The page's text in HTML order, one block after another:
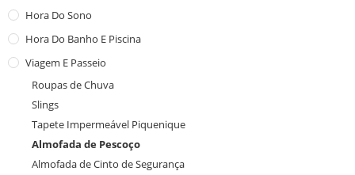
Hora Do Sono
Hora Do Banho E Piscina
Viagem E Passeio
Roupas de Chuva
Slings
Tapete Impermeável Piquenique
Almofada de Pescoço
Almofada de Cinto de Segurança